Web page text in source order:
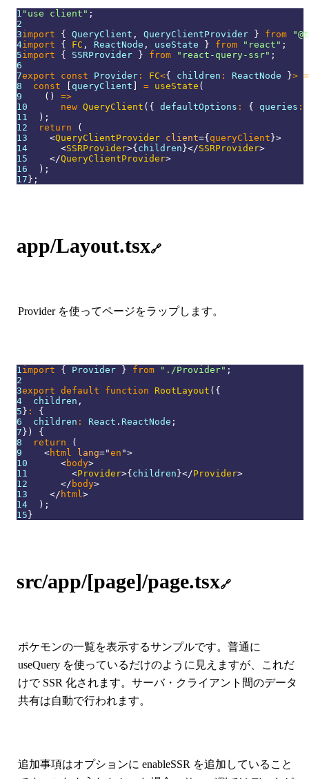
1 "use client" ;
2
3import { QueryClient , QueryClientProvider } from
4import { FC , ReactNode , useState } from "react" ;
5import { SSRProvider } from "react-query-ssr" ;
6
7export const Provider : FC<{ children : ReactNode }> =
8
const queryClient = useState (
9
( )
=>
10
new QueryClient ( { defaultOptions : { queries :
11
) ;
12
return
(
13
<QueryClientProvider client={ queryClient }>
14
<SSRProvider>{ children }</SSRProvider>
15
</QueryClientProvider>
16
) ;
17 } ;
app/Layout.tsx🔗
Provider を使ってページをラップします。
1 import { Provider } from "./Provider" ;
2
3export default function RootLayout ( {
4
  children
,
5 } :
{
6
  children
: React . ReactNode ;
7 } )
{
8
return
(
9
<html lang="en ">
10
<body>
11
<Provider>{ children }</Provider>
12
</ body>
13
</ html >
14
) ;
15 }
src/app/[page]/page.tsx🔗
ポケモンの一覧を表示するサンプルです。普通に
useQuery を使っているだけのように見えますが、これだ
けで SSR 化されます。サーバ・クライアント間のデータ
共有は自動で行われます。
追加事項はオプションに enableSSR を追加していること